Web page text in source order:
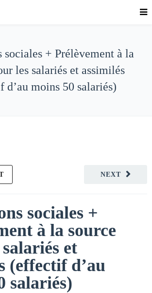
sociales + Prélèvement à la
les salariés et assimilés
d’au moins 50 salariés)
NEXT
sociales +
à la source
et
(effectif d’au
salariés)